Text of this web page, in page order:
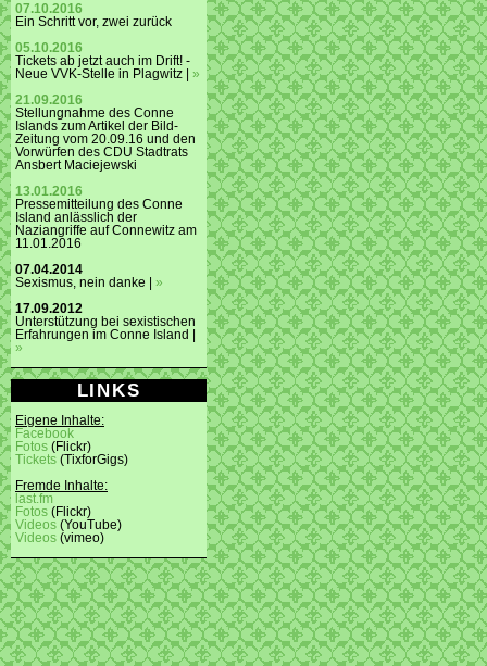
07.10.2016
Ein Schritt vor, zwei zurück
05.10.2016
Tickets ab jetzt auch im Drift! -
Neue VVK-Stelle in Plagwitz | »
21.09.2016
Stellungnahme des Conne
Islands zum Artikel der Bild-
Zeitung vom 20.09.16 und den
Vorwürfen des CDU Stadtrats
Ansbert Maciejewski
13.01.2016
Pressemitteilung des Conne
Island anlässlich der
Naziangriffe auf Connewitz am
11.01.2016
07.04.2014
Sexismus, nein danke | »
17.09.2012
Unterstützung bei sexistischen
Erfahrungen im Conne Island |
»
LINKS
Eigene Inhalte:
Facebook
Fotos (Flickr)
Tickets (TixforGigs)
Fremde Inhalte:
last.fm
Fotos (Flickr)
Videos (YouTube)
Videos (vimeo)